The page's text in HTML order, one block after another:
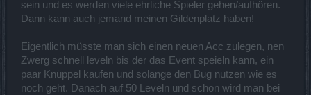
sein und es werden viele ehrliche Spieler gehen/aufhören.
Dann kann auch jemand meinen Gildenplatz haben!
Eigentlich müsste man sich einen neuen Acc zulegen, nen
Zwerg schnell leveln bis der das Event speieln kann, ein
paar Knüppel kaufen und solange den Bug nutzen wie es
noch geht. Danach auf 50 Leveln und schon wird man bei